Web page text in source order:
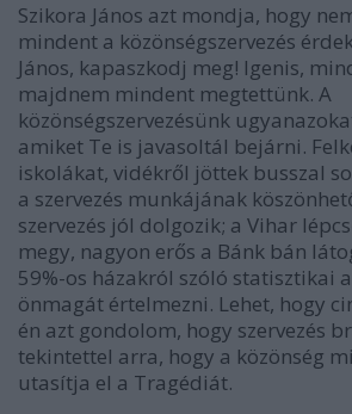
Szikora János azt mondja, hogy
mindent a közönségszervezés
János, kapaszkodj meg! Igenis,
majdnem mindent megtettünk. A
közönségszervezésünk
amiket Te is javasoltál bejárni.
iskolákat, vidékről jöttek busszal
a szervezés munkájának
szervezés jól dolgozik; a Vihar
megy, nagyon erős a Bánk bán
59%-os házakról szóló statisztikai
önmagát értelmezni. Lehet, hogy
én azt gondolom, hogy szervezés
tekintettel arra, hogy a közönség
utasítja el a Tragédiát.